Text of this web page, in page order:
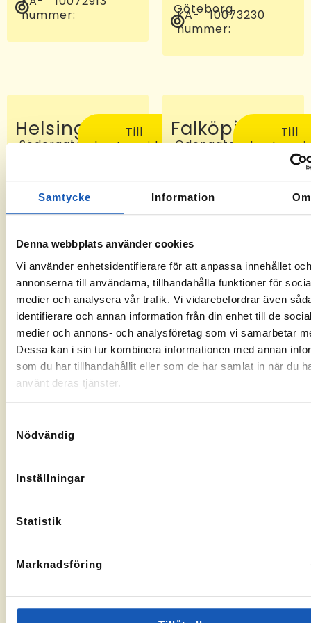
Samtycke Information Om
Denna webbplats använder cookies
Vi använder enhetsidentifierare för att anpassa innehållet och
annonserna till användarna, tillhandahålla funktioner för
medier och analysera vår trafik. Vi vidarebefordrar även
identifierare och annan information från din enhet till de
medier och annons- och analysföretag som vi samarbetar
Dessa kan i sin tur kombinera informationen med annan
som du har tillhandahållit eller som de har samlat in när du
använt deras tjänster.
Nödvändig
Inställningar
Statistik
Marknadsföring
nummer:
Göteborg
KA-
nummer:
10073230
Helsingborg
Södergatan
KA-
nummer:
-6
Till
kontorssidan
Falköping
Odengatan
Falköping
KA-
nummer:
10072810
Till
Sveg
Gränsgatan
17, 842
32 Sveg
KA-
nummer:
10069283
Till
kontorssidan
Tomelilla
Nybogatan
2B, 273
30
Tomelilla
KA-
10073436
Åtvidaberg
Åtvidaberg